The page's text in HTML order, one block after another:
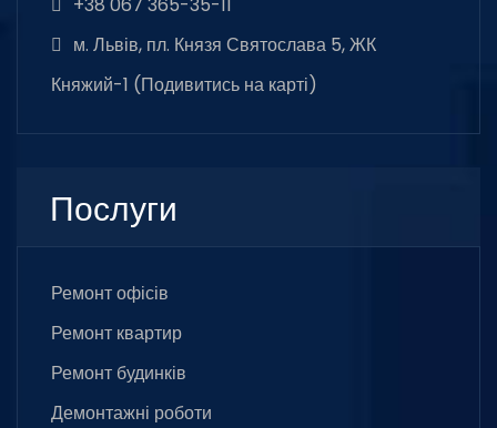
+38 067 365-35-11
м. Львів, пл. Князя Святослава 5, ЖК
Княжий-1 (Подивитись на карті)
Послуги
Ремонт офісів
Ремонт квартир
Ремонт будинків
Демонтажні роботи